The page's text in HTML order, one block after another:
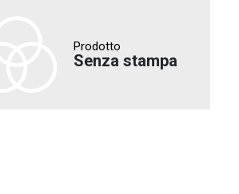
Prodotto
Senza stampa